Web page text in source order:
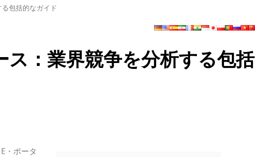
包括的なガイド
ス：業界競争を分析する包括
・ポータ